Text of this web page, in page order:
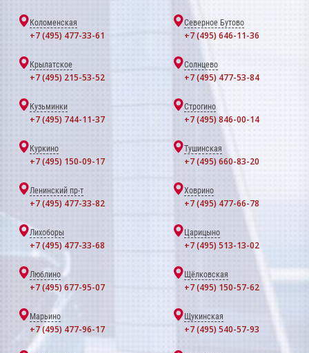
Коломенская
+7 (495) 477-33-61
Северное Бутово
+7 (495) 646-11-36
Крылатское
+7 (495) 215-53-52
Солнцево
+7 (495) 477-53-84
Кузьминки
+7 (495) 744-11-37
Строгино
+7 (495) 846-00-14
Куркино
+7 (495) 150-09-17
Тушинская
+7 (495) 660-83-20
Ленинский пр-т
+7 (495) 477-33-82
Ховрино
+7 (495) 477-66-78
Лихоборы
+7 (495) 477-33-68
Царицыно
+7 (495) 513-13-02
Люблино
+7 (495) 677-95-07
Щёлковская
+7 (495) 150-57-62
Марьино
+7 (495) 477-96-17
Щукинская
+7 (495) 540-57-93